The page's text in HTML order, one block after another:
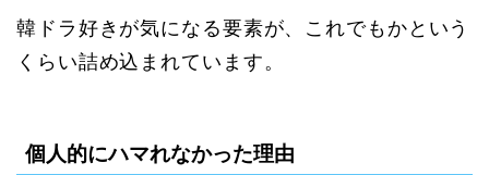
韓ドラ好きが気になる要素が、これでもかという
くらい詰め込まれています。
個人的にハマれなかった理由